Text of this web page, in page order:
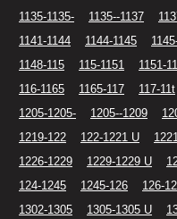
1135-1135-
1135--1137
1141-1144
1144-1145
1148-115
115-1151 1151-
116-1165
1165-117 117-11t
1205-1205-
1205--1209
1219-122
122-1221 U
1226-1229
1229-1229 U
124-1245
1245-126 126-
1302-1305
1305-1305 U